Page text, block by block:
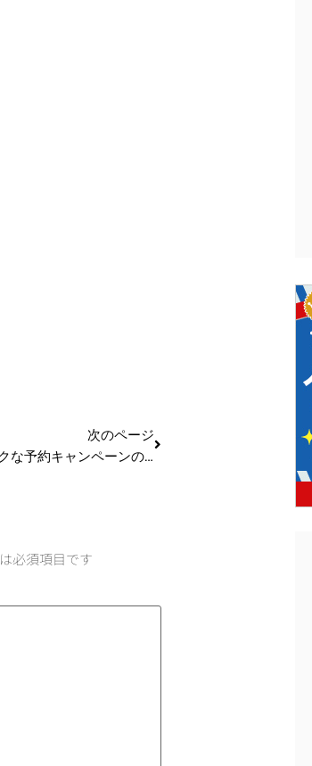
次のページ
発売日決定！＆おトクな予約キャンペーンのご案内
必須項目です